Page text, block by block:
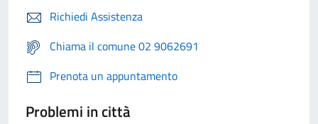
Richiedi Assistenza
Chiama il comune 02 9062691
Prenota un appuntamento
Problemi in città